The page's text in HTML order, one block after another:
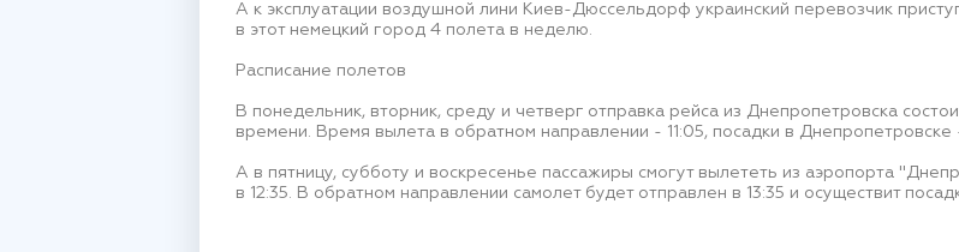
А к эксплуатации воздушной лини Киев-Дюссельдорф украинский перевозчик
в этот немецкий город 4 полета в неделю.
Расписание полетов
В понедельник, вторник, среду и четверг отправка рейса из Днепропетровска
времени. Время вылета в обратном направлении - 11:05, посадки в Днепропетровске
А в пятницу, субботу и воскресенье пассажиры смогут вылететь из аэропорта
в 12:35. В обратном направлении самолет будет отправлен в 13:35 и осуществит